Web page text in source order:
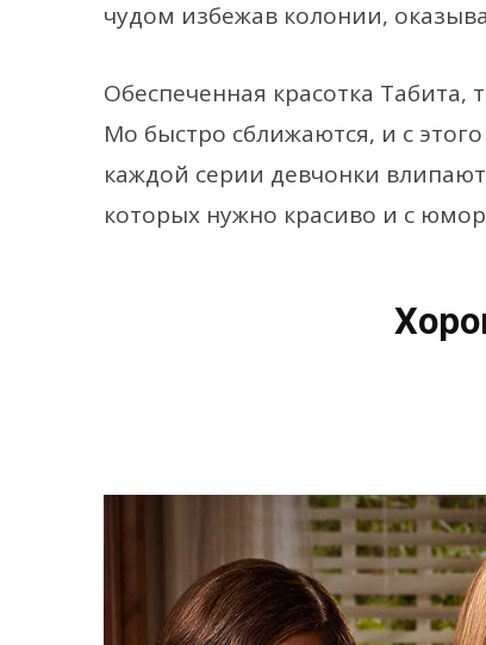
чудом избежав колонии,
Обеспеченная красотка Табита,
Мо быстро сближаются, и с
каждой серии девчонки
которых нужно красиво и с